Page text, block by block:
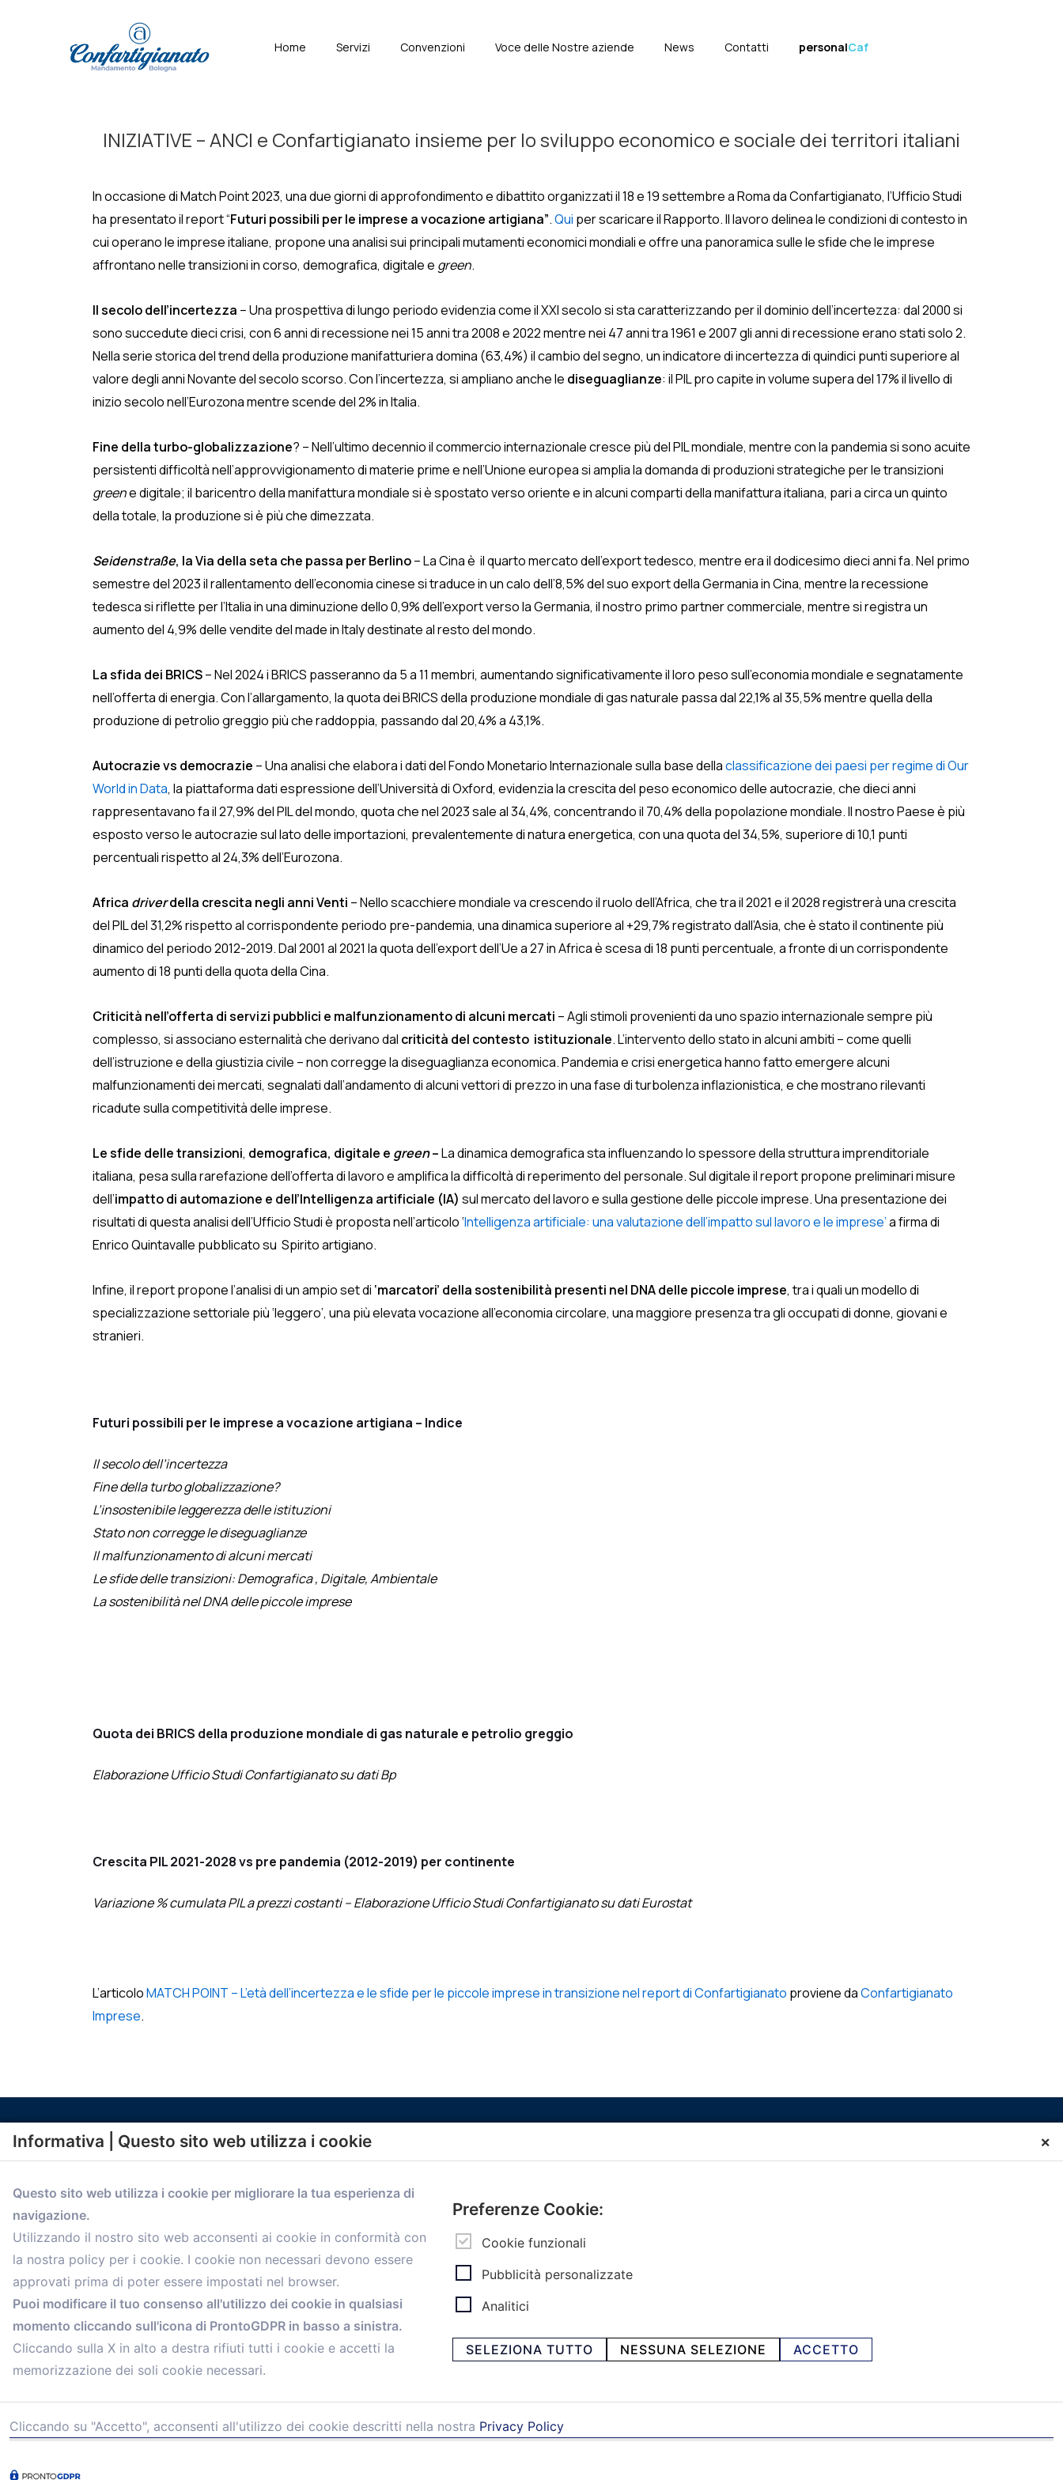
Menù
Home Servizi Convenzioni Voce delle Nostre aziende News Contatti personalCaf
INIZIATIVE – ANCI e Confartigianato insieme per lo sviluppo economico e sociale dei territori italiani
In occasione di Match Point 2023, una due giorni di approfondimento e dibattito organizzati il 18 e 19 settembre a Roma da Confartigianato, l’Ufficio Studi
ha presentato il report “Futuri possibili per le imprese a vocazione artigiana”.Qui per scaricare il Rapporto. Il lavoro delinea le condizioni di contesto in
cui operano le imprese italiane, propone una analisi sui principali mutamenti economici mondiali e offre una panoramica sulle le sfide che le imprese
affrontano nelle transizioni in corso, demografica, digitale e green.
Il secolo dell’incertezza – Una prospettiva di lungo periodo evidenzia come il XXI secolo si sta caratterizzando per il dominio dell’incertezza: dal 2000 si
sono succedute dieci crisi, con 6 anni di recessione nei 15 anni tra 2008 e 2022 mentre nei 47 anni tra 1961 e 2007 gli anni di recessione erano stati solo 2.
Nella serie storica del trend della produzione manifatturiera domina (63,4%) il cambio del segno, un indicatore di incertezza di quindici punti superiore al
valore degli anni Novante del secolo scorso. Con l’incertezza, si ampliano anche le diseguaglianze: il PIL pro capite in volume supera del 17% il livello di
inizio secolo nell’Eurozona mentre scende del 2% in Italia.
Fine della turbo-globalizzazione? – Nell’ultimo decennio il commercio internazionale cresce più del PIL mondiale, mentre con la pandemia si sono acuite
persistenti difficoltà nell’approvvigionamento di materie prime e nell’Unione europea si amplia la domanda di produzioni strategiche per le transizioni
greene digitale; il baricentro della manifattura mondiale si è spostato verso oriente e in alcuni comparti della manifattura italiana, pari a circa un quinto
della totale, la produzione si è più che dimezzata.
Seidenstraße, la Via della seta che passa per Berlino– La Cina è il quarto mercato dell’export tedesco, mentre era il dodicesimo dieci anni fa. Nel primo
semestre del 2023 il rallentamento dell’economia cinese si traduce in un calo dell’8,5% del suo export della Germania in Cina, mentre la recessione
tedesca si riflette per l’Italia in una diminuzione dello 0,9% dell’export verso la Germania, il nostro primo partner commerciale, mentre si registra un
aumento del 4,9% delle vendite del made in Italy destinate al resto del mondo.
La sfida dei BRICS– Nel 2024 i BRICS passeranno da 5 a 11 membri, aumentando significativamente il loro peso sull’economia mondiale e segnatamente
nell’offerta di energia. Con l’allargamento, la quota dei BRICS della produzione mondiale di gas naturale passa dal 22,1% al 35,5% mentre quella della
produzione di petrolio greggio più che raddoppia, passando dal 20,4% a 43,1%.
Autocrazie vs democrazie – Una analisi che elabora i dati del Fondo Monetario Internazionale sulla base dellaclassificazione dei paesi per regime di Our
World in Data, la piattaforma dati espressione dell’Università di Oxford, evidenzia la crescita del peso economico delle autocrazie, che dieci anni
rappresentavano fa il 27,9% del PIL del mondo, quota che nel 2023 sale al 34,4%, concentrando il 70,4% della popolazione mondiale. Il nostro Paese è più
esposto verso le autocrazie sul lato delle importazioni, prevalentemente di natura energetica, con una quota del 34,5%, superiore di 10,1 punti
percentuali rispetto al 24,3% dell’Eurozona.
Africa driverdella crescita negli anni Venti – Nello scacchiere mondiale va crescendo il ruolo dell’Africa, che tra il 2021 e il 2028 registrerà una crescita
del PIL del 31,2% rispetto al corrispondente periodo pre-pandemia, una dinamica superiore al +29,7% registrato dall’Asia, che è stato il continente più
dinamico del periodo 2012-2019. Dal 2001 al 2021 la quota dell’export dell’Ue a 27 in Africa è scesa di 18 punti percentuale, a fronte di un corrispondente
aumento di 18 punti della quota della Cina.
Criticità nell’offerta di servizi pubblici e malfunzionamento di alcuni mercati – Agli stimoli provenienti da uno spazio internazionale sempre più
complesso, si associano esternalità che derivano dal criticità del contesto istituzionale. L’intervento dello stato in alcuni ambiti – come quelli
dell’istruzione e della giustizia civile – non corregge la diseguaglianza economica. Pandemia e crisi energetica hanno fatto emergere alcuni
malfunzionamenti dei mercati, segnalati dall’andamento di alcuni vettori di prezzo in una fase di turbolenza inflazionistica, e che mostrano rilevanti
ricadute sulla competitività delle imprese.
Le sfide delle transizioni, demografica, digitale e green–La dinamica demografica sta influenzando lo spessore della struttura imprenditoriale
italiana, pesa sulla rarefazione dell’offerta di lavoro e amplifica la difficoltà di reperimento del personale. Sul digitale il report propone preliminari misure
dell’impatto di automazione e dell’Intelligenza artificiale (IA) sul mercato del lavoro e sulla gestione delle piccole imprese. Una presentazione dei
risultati di questa analisi dell’Ufficio Studi è proposta nell’articolo ‘Intelligenza artificiale: una valutazione dell’impatto sul lavoro e le imprese’a firma di
Enrico Quintavalle pubblicato su Spirito artigiano.
Infine, il report propone l’analisi di un ampio set di ‘marcatori’ della sostenibilità presenti nel DNA delle piccole imprese, tra i quali un modello di
specializzazione settoriale più ‘leggero’, una più elevata vocazione all’economia circolare, una maggiore presenza tra gli occupati di donne, giovani e
stranieri.
Futuri possibili per le imprese a vocazione artigiana – Indice
Il secolo dell’incertezza
Fine della turbo globalizzazione?
L’insostenibile leggerezza delle istituzioni
Stato non corregge le diseguaglianze
Il malfunzionamento di alcuni mercati
Le sfide delle transizioni: Demografica , Digitale, Ambientale
La sostenibilità nel DNA delle piccole imprese
Quota dei BRICS della produzione mondiale di gas naturale e petrolio greggio
Elaborazione Ufficio Studi Confartigianato su dati Bp
Crescita PIL 2021-2028 vs pre pandemia (2012-2019) per continente
Variazione % cumulata PIL a prezzi costanti – Elaborazione Ufficio Studi Confartigianato su dati Eurostat
L’articoloMATCH POINT – L’età dell’incertezza e le sfide per le piccole imprese in transizione nel report di Confartigianato proviene daConfartigianato
Imprese.
comunicazione@confartigianato.bo.it
Menù
Home
Servizi
Convenzioni
Informazioni Ex L. 124/2017
personal
Informativa | Questo sito web utilizza i cookie ×
Questo sito web utilizza i cookie per migliorare la tua esperienza di
navigazione.
Utilizzando il nostro sito web acconsenti ai cookie in conformità con
la nostra policy per i cookie. I cookie non necessari devono essere
approvati prima di poter essere impostati nel browser.
Puoi modificare il tuo consenso all'utilizzo dei cookie in qualsiasi
momento cliccando sull'icona di ProntoGDPR in basso a sinistra.
Cliccando sulla X in alto a destra rifiuti tutti i cookie e accetti la
memorizzazione dei soli cookie necessari.
Preferenze Cookie:
Cookie funzionali
Pubblicità personalizzate
Analitici
SELEZIONA TUTTO NESSUNA SELEZIONE ACCETTO
Cliccando su "Accetto", acconsenti all'utilizzo dei cookie descritti nella nostra Privacy Policy